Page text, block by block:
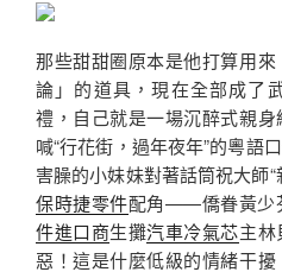
那些甜甜圈原本是他打算用
論」的道具，現在全部成了
禮，自己就是一場沉醉式親
喊“行花街，過年夜年”的粵語
害臊的小妹妹對著話筒祝大師
保時捷零件配角——僑眷黃少
件進口商生攤汽車冷氣芯主林
惡！這是什麼低級的情緒干擾